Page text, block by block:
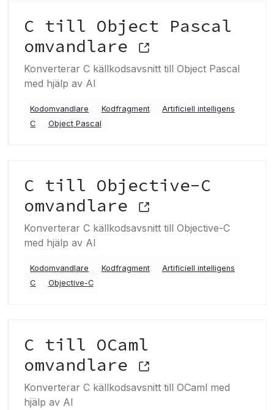
C till Object Pascal
omvandlare
Konverterar C källkodsavsnitt till Object Pascal
med hjälp av AI
Kodomvandlare Kodfragment
Artificiell intelligens
C
Object Pascal
C till Objective-C
omvandlare
Konverterar C källkodsavsnitt till Objective-C
med hjälp av AI
Kodomvandlare Kodfragment
Artificiell intelligens
C
Objective-C
C till OCaml
omvandlare
Konverterar C källkodsavsnitt till OCaml med
hjälp av AI